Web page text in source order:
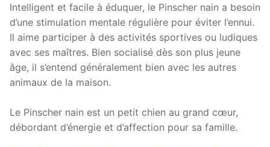
Intelligent et facile à éduquer, le Pinscher nain a besoin
d’une stimulation mentale régulière pour éviter l’ennui.
Il aime participer à des activités sportives ou ludiques
avec ses maîtres. Bien socialisé dès son plus jeune
âge, il s’entend généralement bien avec les autres
animaux de la maison.
Le Pinscher nain est un petit chien au grand cœur,
débordant d’énergie et d’affection pour sa famille.